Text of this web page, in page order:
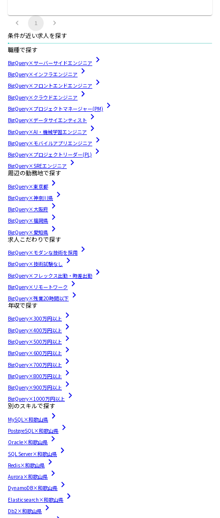
1
条件が近い求人を探す
職種で探す
BigQuery×サーバーサイドエンジニア
BigQuery×インフラエンジニア
BigQuery×フロントエンドエンジニア
BigQuery×クラウドエンジニア
BigQuery×プロジェクトマネージャー(PM)
BigQuery×データサイエンティスト
BigQuery×AI・機械学習エンジニア
BigQuery×モバイルアプリエンジニア
BigQuery×プロジェクトリーダー(PL)
BigQuery×SREエンジニア
周辺の勤務地で探す
BigQuery×東京都
BigQuery×神奈川県
BigQuery×大阪府
BigQuery×福岡県
BigQuery×愛知県
求人こだわりで探す
BigQuery×モダンな技術を採用
BigQuery×技術試験なし
BigQuery×フレックス出勤・時差出勤
BigQuery×リモートワーク
BigQuery×残業20時間以下
年収で探す
BigQuery×300万円以上
BigQuery×400万円以上
BigQuery×500万円以上
BigQuery×600万円以上
BigQuery×700万円以上
BigQuery×800万円以上
BigQuery×900万円以上
BigQuery×1000万円以上
別のスキルで探す
MySQL×和歌山県
PostgreSQL×和歌山県
Oracle×和歌山県
SQL Server×和歌山県
Redis×和歌山県
Aurora×和歌山県
DynamoDB×和歌山県
Elasticsearch×和歌山県
Db2×和歌山県